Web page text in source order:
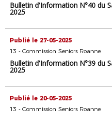
Bulletin d'Information N°40 du
2025
Publié le 27-05-2025
13 - Commission Seniors Roanne
Bulletin d'Information N°39 du
2025
Publié le 20-05-2025
13 - Commission Seniors Roanne